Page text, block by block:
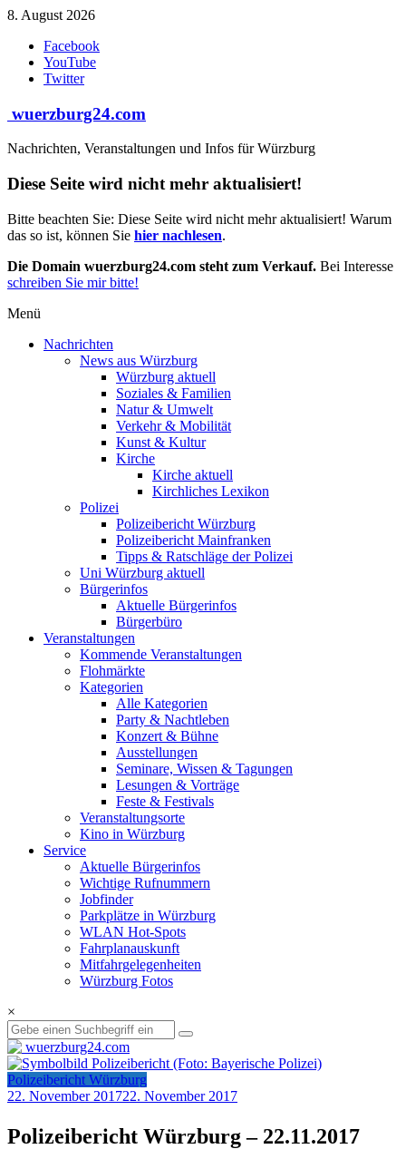
Zum
springen
8. August 2026
Facebook
YouTube
Twitter
wuerzburg24.com
Nachrichten, Veranstaltungen und Infos für Würzburg
Diese Seite wird nicht mehr aktualisiert!
Bitte beachten Sie: Diese Seite wird nicht mehr aktualisiert! Warum
das so ist, können Sie hier nachlesen.
Die Domain wuerzburg24.com steht zum Verkauf. Bei Interesse
schreiben Sie mir bitte!
Menü
Nachrichten
News aus Würzburg
Würzburg aktuell
Soziales & Familien
Natur & Umwelt
Verkehr & Mobilität
Kunst & Kultur
Kirche
Kirche aktuell
Kirchliches Lexikon
Polizei
Polizeibericht Würzburg
Polizeibericht Mainfranken
Tipps & Ratschläge der Polizei
Uni Würzburg aktuell
Bürgerinfos
Aktuelle Bürgerinfos
Bürgerbüro
Veranstaltungen
Kommende Veranstaltungen
Flohmärkte
Kategorien
Alle Kategorien
Party & Nachtleben
Konzert & Bühne
Ausstellungen
Seminare, Wissen & Tagungen
Lesungen & Vorträge
Feste & Festivals
Veranstaltungsorte
Kino in Würzburg
Service
Aktuelle Bürgerinfos
Wichtige Rufnummern
Jobfinder
Parkplätze in Würzburg
WLAN Hot-Spots
Fahrplanauskunft
Mitfahrgelegenheiten
Würzburg Fotos
×
Polizeibericht Würzburg
22. November 201722. November 2017
Polizeibericht Würzburg – 22.11.2017